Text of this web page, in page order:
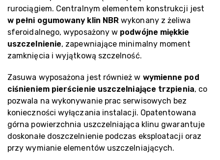
rurociągiem. Centralnym elementem konstrukcji jest
w pełni ogumowany klin NBR wykonany z żeliwa
sferoidalnego, wyposażony w podwójne miękkie
uszczelnienie, zapewniające minimalny moment
zamknięcia i wyjątkową szczelność.
Zasuwa wyposażona jest również w wymienne pod
ciśnieniem pierścienie uszczelniające trzpienia, co
pozwala na wykonywanie prac serwisowych bez
konieczności wyłączania instalacji. Opatentowana
górna powierzchnia uszczelniająca klinu gwarantuje
doskonałe doszczelnienie podczas eksploatacji oraz
przy wymianie elementów uszczelniających.